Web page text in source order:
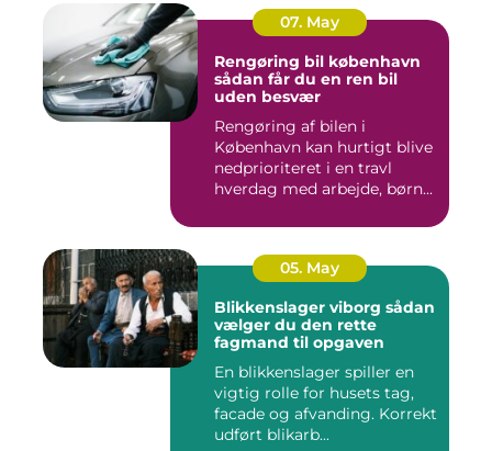
07. May
Rengøring bil københavn
sådan får du en ren bil
uden besvær
Rengøring af bilen i
København kan hurtigt blive
nedprioriteret i en travl
hverdag med arbejde, børn...
05. May
Blikkenslager viborg sådan
vælger du den rette
fagmand til opgaven
En blikkenslager spiller en
vigtig rolle for husets tag,
facade og afvanding. Korrekt
udført blikarb...